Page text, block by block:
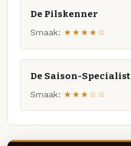
De Pilskenner
Smaak: ★★★★☆
De Saison-Specialist
Smaak: ★★★☆☆